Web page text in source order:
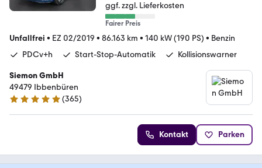
ggf. zzgl. Lieferkosten
Fairer Preis
Unfallfrei • EZ 02/2019 • 86.163 km • 140 kW (190 PS) • Benzin
PDCv+h
Start-Stop-Automatik Kollisionswarner
Siemon GmbH
49479 Ibbenbüren
4.8 Sterne
(365)
Kontakt Parken